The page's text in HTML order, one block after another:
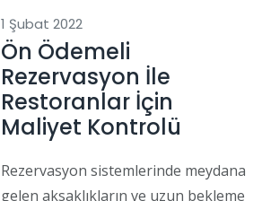
1 Şubat 2022
Ön Ödemeli
Rezervasyon İle
Restoranlar İçin
Maliyet Kontrolü
Rezervasyon sistemlerinde meydana
gelen aksaklıkların ve uzun bekleme